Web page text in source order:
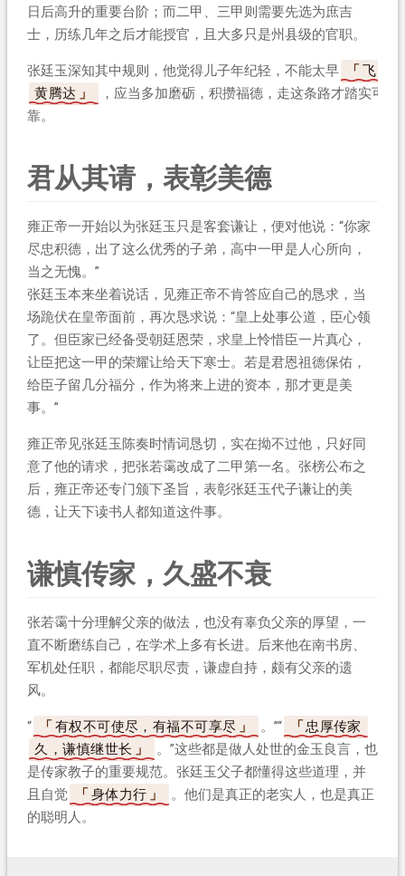
日后高升的重要台阶；而二甲、三甲则需要先选为庶吉
士，历练几年之后才能授官，且大多只是州县级的官职。
张廷玉深知其中规则，他觉得儿子年纪轻，不能太早
飞
黄腾达
，应当多加磨砺，积攒福德，走这条路才踏实可
靠。
君从其请，表彰美德
雍正帝一开始以为张廷玉只是客套谦让，便对他说：“你家
尽忠积德，出了这么优秀的子弟，高中一甲是人心所向，
当之无愧。”
张廷玉本来坐着说话，见雍正帝不肯答应自己的恳求，当
场跪伏在皇帝面前，再次恳求说：“皇上处事公道，臣心领
了。但臣家已经备受朝廷恩荣，求皇上怜惜臣一片真心，
让臣把这一甲的荣耀让给天下寒士。若是君恩祖德保佑，
给臣子留几分福分，作为将来上进的资本，那才更是美
事。”
雍正帝见张廷玉陈奏时情词恳切，实在拗不过他，只好同
意了他的请求，把张若霭改成了二甲第一名。张榜公布之
后，雍正帝还专门颁下圣旨，表彰张廷玉代子谦让的美
德，让天下读书人都知道这件事。
谦慎传家，久盛不衰
张若霭十分理解父亲的做法，也没有辜负父亲的厚望，一
直不断磨练自己，在学术上多有长进。后来他在南书房、
军机处任职，都能尽职尽责，谦虚自持，颇有父亲的遗
风。
“ 有权不可使尽，有福不可享尽 。”“
忠厚传家
久，谦慎继世长
。”这些都是做人处世的金玉良言，也
是传家教子的重要规范。张廷玉父子都懂得这些道理，并
且自觉
身体力行
。他们是真正的老实人，也是真正
的聪明人。